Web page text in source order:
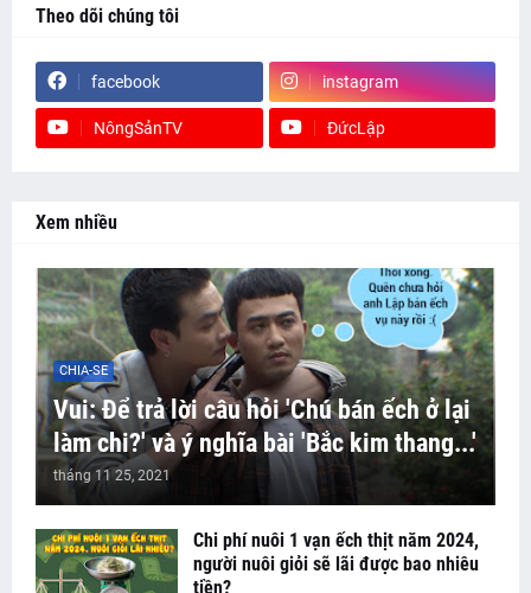
Theo dõi chúng tôi
facebook instagram
NôngSảnTV ĐứcLập
Xem nhiều
CHIA-SE
Vui: Để trả lời câu hỏi 'Chú bán ếch ở lại
làm chi?' và ý nghĩa bài 'Bắc kim thang...'
tháng 11 25, 2021
Chi phí nuôi 1 vạn ếch thịt năm 2024,
người nuôi giỏi sẽ lãi được bao nhiêu
tiền?